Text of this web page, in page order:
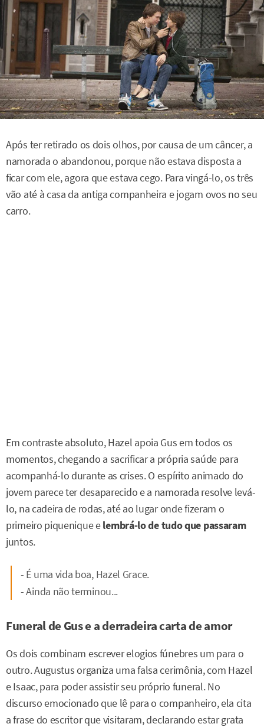
Após ter retirado os dois olhos, por causa de um câncer, a
namorada o abandonou, porque não estava disposta a
ficar com ele, agora que estava cego. Para vingá-lo, os três
vão até à casa da antiga companheira e jogam ovos no seu
carro.
Em contraste absoluto, Hazel apoia Gus em todos os
momentos, chegando a sacrificar a própria saúde para
acompanhá-lo durante as crises. O espírito animado do
jovem parece ter desaparecido e a namorada resolve levá-
lo, na cadeira de rodas, até ao lugar onde fizeram o
primeiro piquenique elembrá-lo de tudo que passaram
juntos.
- É uma vida boa, Hazel Grace.
- Ainda não terminou...
Funeral de Gus e a derradeira carta de amor
Os dois combinam escrever elogios fúnebres um para o
outro. Augustus organiza uma falsa cerimônia, com Hazel
e Isaac, para poder assistir seu próprio funeral. No
discurso emocionado que lê para o companheiro, ela cita
a frase do escritor que visitaram, declarando estar grata